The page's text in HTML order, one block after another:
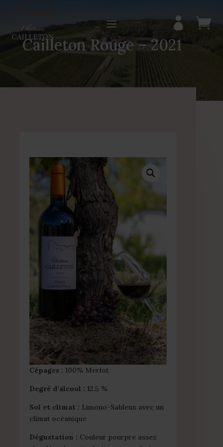
 
Cailleton Rouge – 2021
Cépages : 100% Merlot
Degré d’alcool : 12.5 %
Sol et climat : Limono-Sableux avec un
climat océanique
Dégustation : Couleur pourpre assez